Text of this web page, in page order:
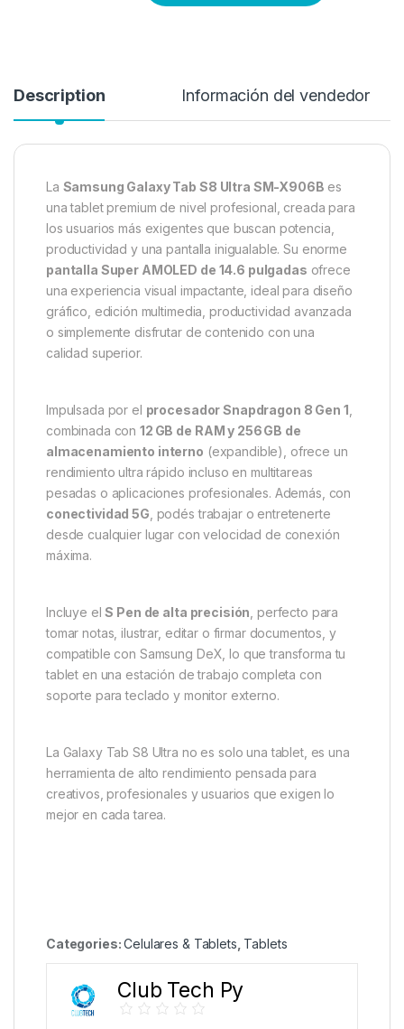
Description Información del vendedor
La Samsung Galaxy Tab S8 Ultra SM-X906B es
una tablet premium de nivel profesional, creada para
los usuarios más exigentes que buscan potencia,
productividad y una pantalla inigualable. Su enorme
pantalla Super AMOLED de 14.6 pulgadas ofrece
una experiencia visual impactante, ideal para diseño
gráfico, edición multimedia, productividad avanzada
o simplemente disfrutar de contenido con una
calidad superior.
Impulsada por el procesador Snapdragon 8 Gen 1
combinada con12 GB de RAM y 256 GB de
almacenamiento interno (expandible), ofrece un
rendimiento ultra rápido incluso en multitareas
pesadas o aplicaciones profesionales. Además, con
conectividad 5G , podés trabajar o entretenerte
desde cualquier lugar con velocidad de conexión
máxima.
Incluye elS Pen de alta precisión , perfecto para
tomar notas, ilustrar, editar o firmar documentos, y
compatible con Samsung DeX, lo que transforma tu
tablet en una estación de trabajo completa con
soporte para teclado y monitor externo.
La Galaxy Tab S8 Ultra no es solo una tablet, es una
herramienta de alto rendimiento pensada para
creativos, profesionales y usuarios que exigen lo
mejor en cada tarea.
Categories:Celulares & Tablets Tablets
Club Tech Py